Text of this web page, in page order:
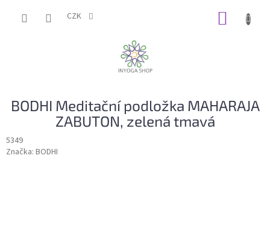
CZK
BODHI Meditační podložka MAHARAJA
ZABUTON, zelená tmavá
5349
Značka: BODHI